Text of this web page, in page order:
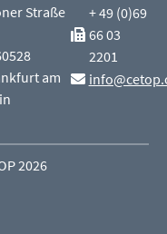
Straße
am
+ 49 (0)69
66 03
2201
2026